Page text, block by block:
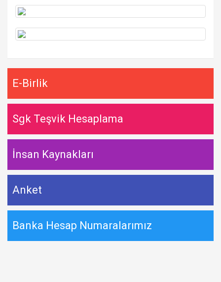
E-Birlik
Sgk Teşvik Hesaplama
İnsan Kaynakları
Anket
Banka Hesap Numaralarımız